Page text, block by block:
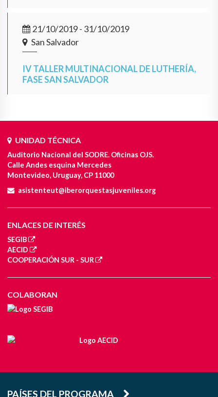
21/10/2019 - 31/10/2019
San Salvador
IV TALLER MULTINACIONAL DE LUTHERÍA,
FASE SAN SALVADOR
UNIDAD TÉCNICA
Auditorio Nacional del SODRE. Oficinas OJS.
Calle Andes esquina Mercedes
Montevideo, Uruguay, CP 11000
asistenteut@iberorquestasjuveniles.org
ENLACES DE INTERÉS
SEGIB
AECID
COOPERACIÓN SUR - SUR
COLABORAN
PAÍSES DEL PROGRAMA